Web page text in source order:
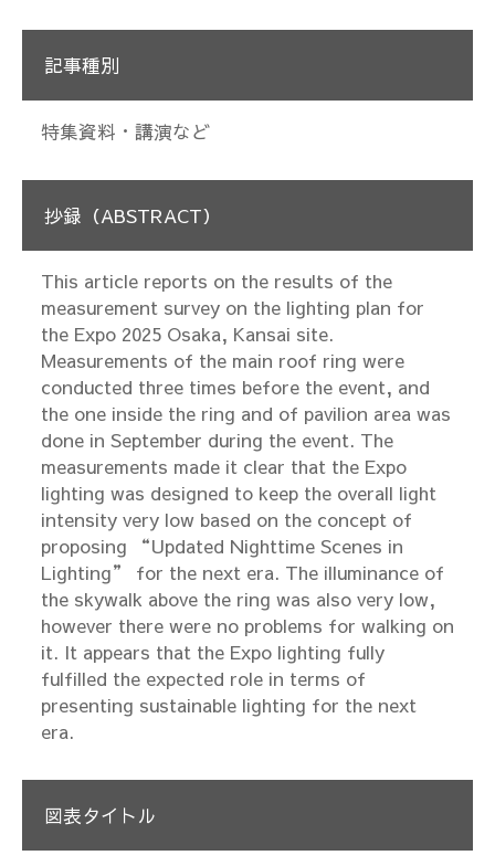
記事種別
特集資料・講演など
抄録（ABSTRACT）
This article reports on the results of the
measurement survey on the lighting plan for
the Expo 2025 Osaka, Kansai site.
Measurements of the main roof ring were
conducted three times before the event, and
the one inside the ring and of pavilion area was
done in September during the event. The
measurements made it clear that the Expo
lighting was designed to keep the overall light
intensity very low based on the concept of
proposing “Updated Nighttime Scenes in
Lighting” for the next era. The illuminance of
the skywalk above the ring was also very low,
however there were no problems for walking on
it. It appears that the Expo lighting fully
fulfilled the expected role in terms of
presenting sustainable lighting for the next
era.
図表タイトル